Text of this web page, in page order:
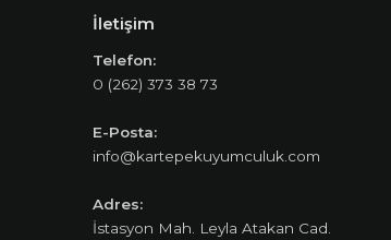
İletişim
Telefon:
0 (262) 373 38 73
E-Posta:
info@kartepekuyumculuk.com
Adres:
İstasyon Mah. Leyla Atakan Cad.